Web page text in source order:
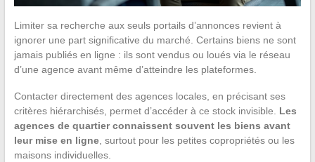
Limiter sa recherche aux seuls portails d’annonces revient à
ignorer une part significative du marché. Certains biens ne sont
jamais publiés en ligne : ils sont vendus ou loués via le réseau
d’une agence avant même d’atteindre les plateformes.
Contacter directement des agences locales, en précisant ses
critères hiérarchisés, permet d’accéder à ce stock invisible. Les
agences de quartier connaissent souvent les biens avant
leur mise en ligne, surtout pour les petites copropriétés ou les
maisons individuelles.